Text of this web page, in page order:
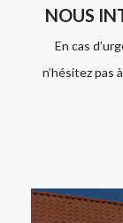
NOUS
En cas
n’hésitez pas